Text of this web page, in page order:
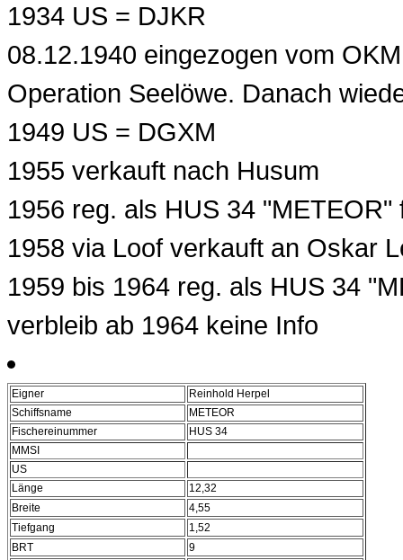
1934 US = DJKR
08.12.1940 eingezogen vom
Operation Seelöwe. Danach
1949 US = DGXM
1955 verkauft nach Husum
1956 reg. als HUS 34
1958 via Loof verkauft an Oskar
1959 bis 1964 reg. als HUS 34
verbleib ab 1964 keine Info
Eigner
Reinhold Herpel
Schiffsname
METEOR
Fischereinummer
HUS 34
MMSI
US
Länge
12,32
Breite
4,55
Tiefgang
1,52
BRT
9